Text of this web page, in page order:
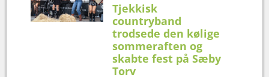
Tjekkisk
countryband
trodsede den kølige
sommeraften og
skabte fest på Sæby
Torv